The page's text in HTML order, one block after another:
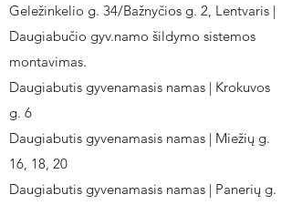
Geležinkelio g. 34/Bažnyčios g. 2, Lentvaris |
Daugiabučio gyv.namo šildymo sistemos
montavimas.
Daugiabutis gyvenamasis namas | Krokuvos
g. 6
Daugiabutis gyvenamasis namas | Miežių g.
16, 18, 20
Daugiabutis gyvenamasis namas | Panerių g.